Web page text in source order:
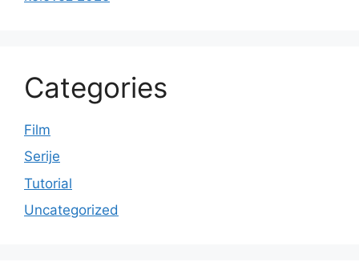
Categories
Film
Serije
Tutorial
Uncategorized